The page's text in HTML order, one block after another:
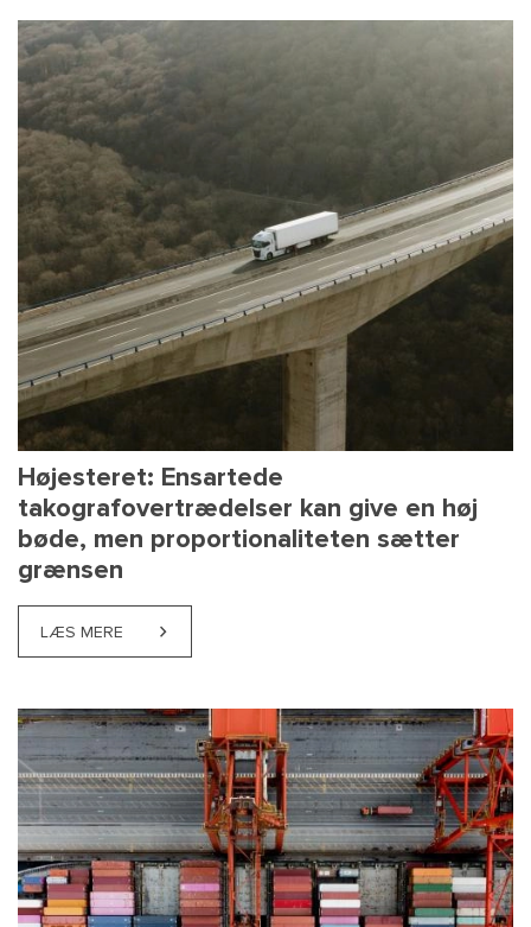
Højesteret: Ensartede
takografovertrædelser kan give en høj
bøde, men proportionaliteten sætter
grænsen
LÆS MERE ABOUT HØJESTERET: ENSARTEDE